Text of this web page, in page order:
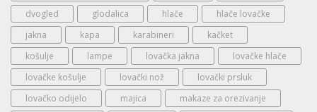
dvogled
glodalica hlače
hlače lovačke
jakna
kapa karabineri
kačket
košulje
lampe lovačka jakna
lovačke hlače
lovačke košulje
lovački nož
lovački prsluk
lovačko odijelo
majica
makaze za orezivanje